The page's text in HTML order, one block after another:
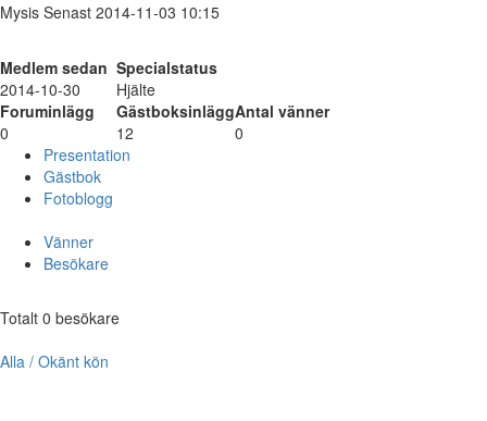
Mysis Senast 2014-11-03 10:15
Medlem sedan Specialstatus
2014-10-30
Hjälte
Foruminlägg
GästboksinläggAntal vänner
0
12
0
Presentation
Gästbok
Fotoblogg
Vänner
Besökare
Totalt 0 besökare
Alla / Okänt kön